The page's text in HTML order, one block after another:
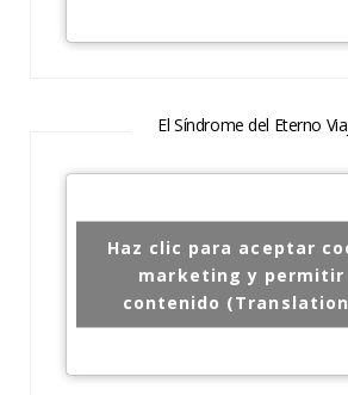
El Síndrome del Eterno
Haz clic para aceptar
marketing y permitir
contenido